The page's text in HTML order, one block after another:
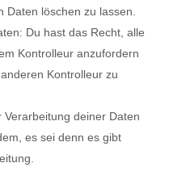
löschen zu lassen.
Du hast das Recht, alle
Kontrolleur anzufordern
Kontrolleur zu
deiner Daten
es sei denn es gibt